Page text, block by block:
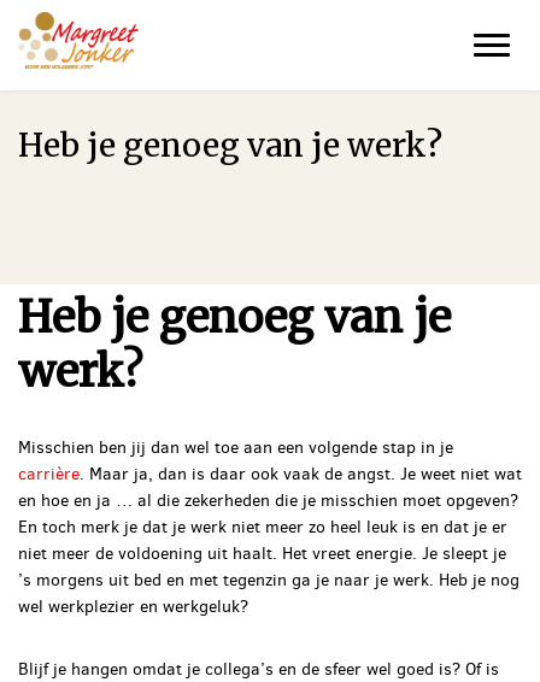
Over Margreet
Gratis e-book
Heb je genoeg van je werk?
Heb je genoeg van je
werk?
Misschien ben jij dan wel toe aan een volgende stap in je
carrière. Maar ja, dan is daar ook vaak de angst. Je weet niet wat
en hoe en ja … al die zekerheden die je misschien moet opgeven?
En toch merk je dat je werk niet meer zo heel leuk is en dat je er
niet meer de voldoening uit haalt. Het vreet energie. Je sleept je
’s morgens uit bed en met tegenzin ga je naar je werk. Heb je nog
wel werkplezier en werkgeluk?
Blijf je hangen omdat je collega’s en de sfeer wel goed is? Of is